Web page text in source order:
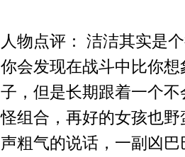
人物点评： 洁洁其实是
你会发现在战斗中比你
子，但是长期跟着一个
怪组合，再好的女孩也
声粗气的说话，一副凶